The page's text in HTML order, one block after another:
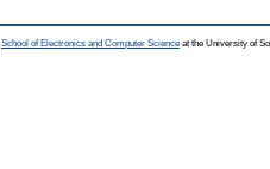
School of Electronics and Computer Science at the University of